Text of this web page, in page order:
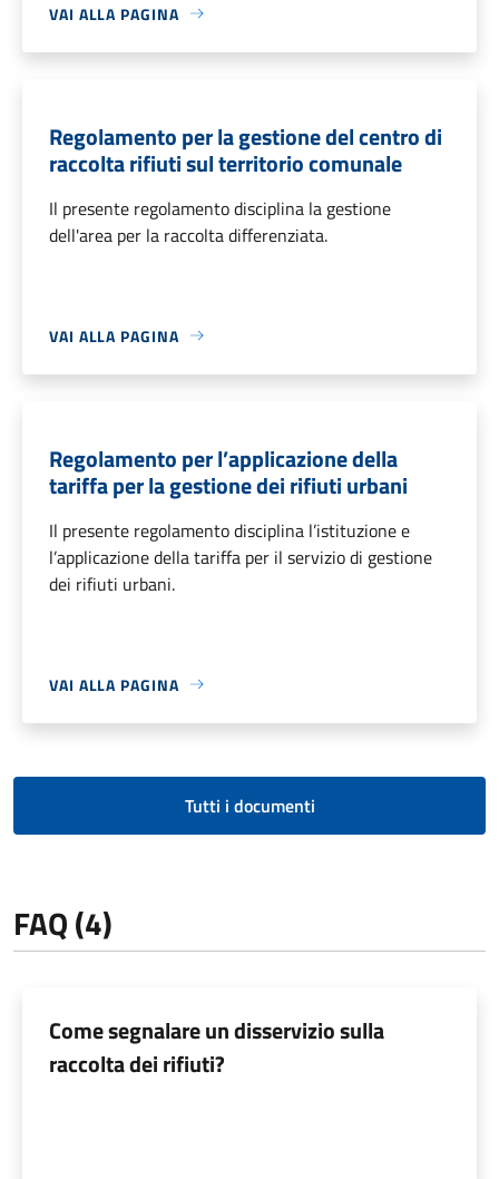
VAI ALLA PAGINA
Regolamento per la gestione del centro di
raccolta rifiuti sul territorio comunale
Il presente regolamento disciplina la gestione
dell'area per la raccolta differenziata.
VAI ALLA PAGINA
Regolamento per l’applicazione della
tariffa per la gestione dei rifiuti urbani
Il presente regolamento disciplina l’istituzione e
l’applicazione della tariffa per il servizio di gestione
dei rifiuti urbani.
VAI ALLA PAGINA
Tutti i documenti
FAQ (4)
Come segnalare un disservizio sulla
raccolta dei rifiuti?